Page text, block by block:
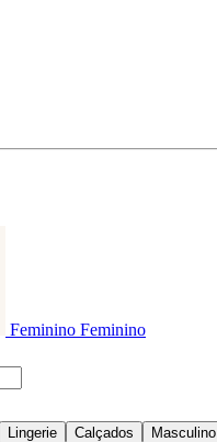
Feminino Feminino
Lingerie Calçados Masculino